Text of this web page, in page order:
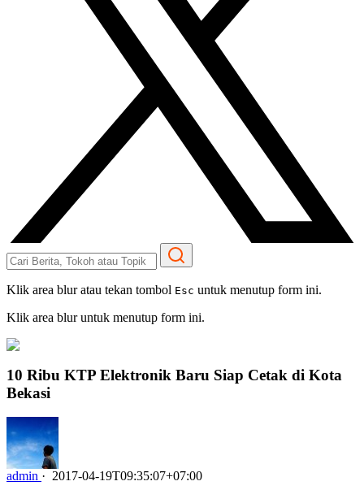
Klik area blur atau tekan tombol Esc untuk menutup form ini.
Klik area blur untuk menutup form ini.
10 Ribu KTP Elektronik Baru Siap Cetak di Kota
Bekasi
admin · 2017-04-19T09:35:07+07:00